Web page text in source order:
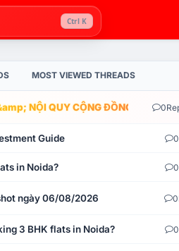
Ctrl K
MOST VIEWED THREADS
NỘI QUY CỘNG ĐỒNG 0
Guide 0
in Noida? 0
ngày 06/08/2026 0
3 BHK flats in Noida? 0